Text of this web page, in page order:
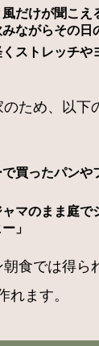
風だけが聞こえ
ながらその日
くストレッチ
ため、以下
で買ったパンや
ャマのまま庭で
」
食では得ら
れます。